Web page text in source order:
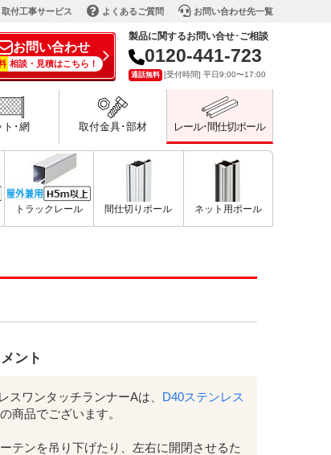
取付工事サービス よくあるご質問 お問い合わせ先一覧
お問い合わせ
相談・見積はこちら！
製品に関するお問い合せ･ご相談
0120-441-723
通話無料 [受付時間] 平日9:00〜17:00
ト･網 取付金具･部材 レール･間仕切ポール
トラックレール 間仕切りポール ネット用ポール
ント
スワンタッチランナーAは、 D40ステンレス
商品でございます。
テンを吊り下げたり、左右に開閉させるた